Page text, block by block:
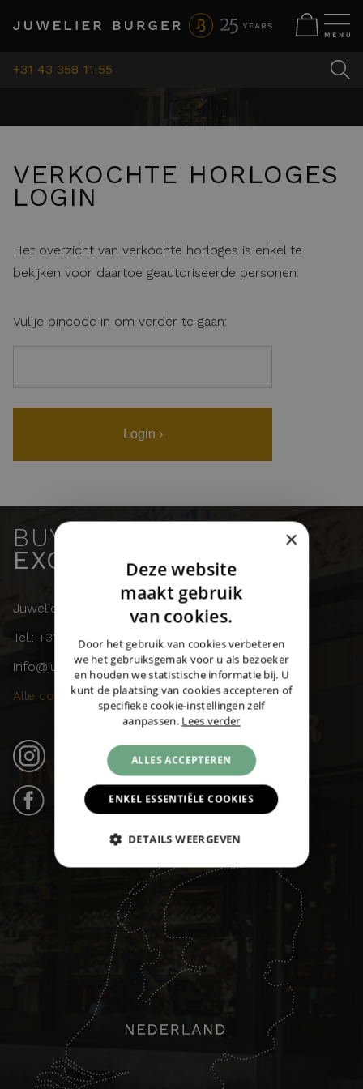
+31 43 358 11 55
VERKOCHTE HORLOGES
LOGIN
Het overzicht van verkochte horloges is enkel te
bekijken voor daartoe geautoriseerde personen.
Vul je pincode in om verder te gaan:
Login ›
BUY & SELL
EXCLUSIVE WATCHES
Juwelier Burger
Tel.: +31 (0)43 358 11 55
info@juwelierburger.com
Alle contactgegevens ›
Instagram (21k volgers) ›
Facebook (31k likes) ›
GERMAN
×
Deze website
maakt gebruik
van cookies.
Door het gebruik van cookies verbeteren
we het gebruiksgemak voor u als bezoeker
en houden we statistische informatie bij. U
kunt de plaatsing van cookies accepteren of
specifieke cookie-instellingen zelf
aanpassen. Lees verder
ALLES ACCEPTEREN
ENKEL ESSENTIËLE COOKIES
DETAILS WEERGEVEN